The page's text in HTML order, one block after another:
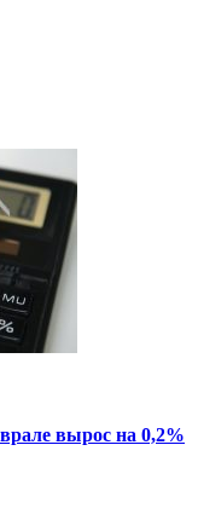
вырос на 0,2%